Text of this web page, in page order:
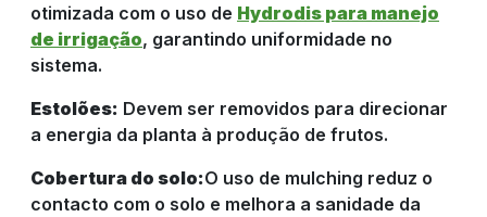
otimizada com o uso de Hydrodis para manejo
de irrigação, garantindo uniformidade no
sistema.
Estolões: Devem ser removidos para direcionar
a energia da planta à produção de frutos.
Cobertura do solo:O uso de mulching reduz o
contacto com o solo e melhora a sanidade da